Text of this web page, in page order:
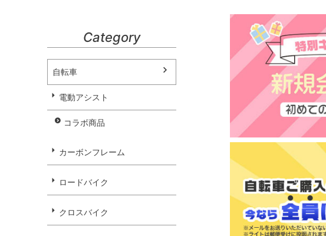
Category
自転車
電動アシスト
コラボ商品
カーボンフレーム
ロードバイク
クロスバイク